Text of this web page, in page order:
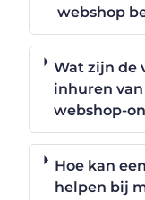
webshop
Wat zijn de
inhuren
webshop-
Hoe kan
helpen bij